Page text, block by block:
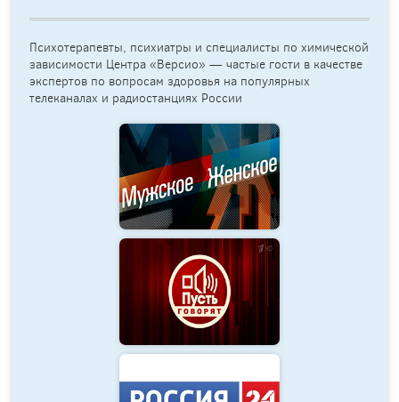
Психотерапевты, психиатры и специалисты по химической
зависимости Центра «Версио» — частые гости в качестве
экспертов по вопросам здоровья на популярных
телеканалах и радиостанциях России